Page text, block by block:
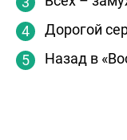
Дорогой
Назад в